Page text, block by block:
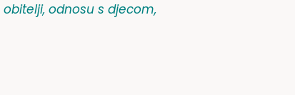
odnosu s djecom,